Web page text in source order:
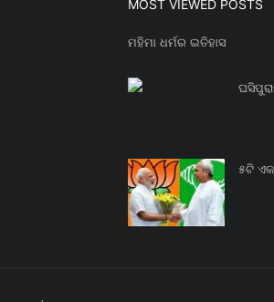
MOST VIEWED POSTS
ମହିମା ଧର୍ମର ଇତିହାସ
୫ଟି